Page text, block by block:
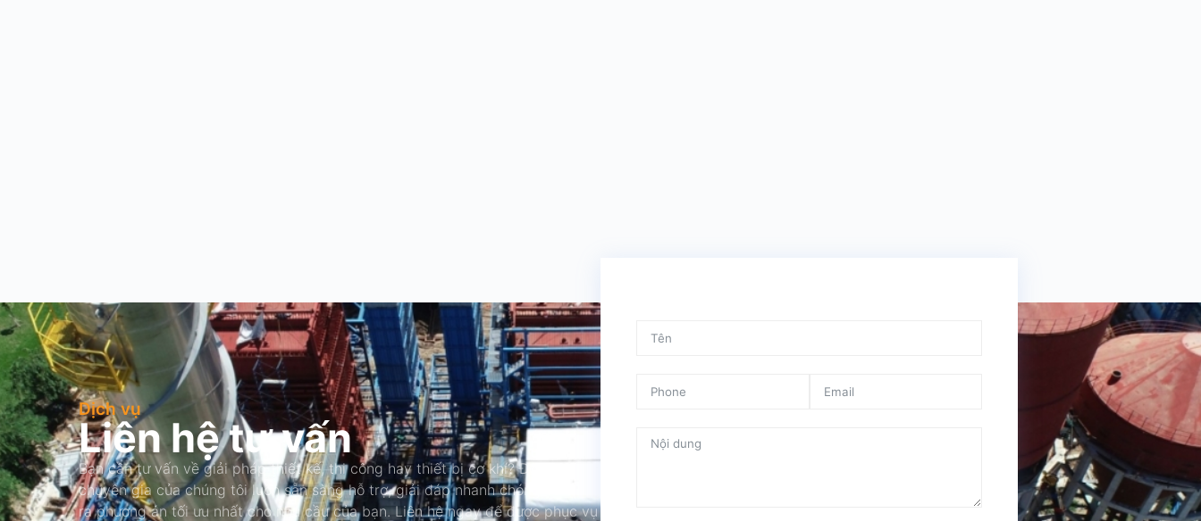
Dịch vụ
Liên hệ tư vấn
Bạn cần tư vấn về giải pháp thiết kế, thi công hay thiết bị cơ khí? Đội ngũ
chuyên gia của chúng tôi luôn sẵn sàng hỗ trợ, giải đáp nhanh chóng và đưa
ra phương án tối ưu nhất cho nhu cầu của bạn. Liên hệ ngay để được phục vụ